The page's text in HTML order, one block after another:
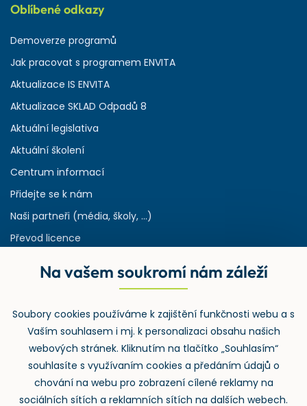
Oblíbené odkazy
Demoverze programů
Jak pracovat s programem ENVITA
Aktualizace IS ENVITA
Aktualizace SKLAD Odpadů 8
Aktuální legislativa
Aktuální školení
Centrum informací
Přidejte se k nám
Naši partneři (média, školy, ...)
Převod licence
Rejstřík používaných zkratek v odpadech
Zpětný odběr
Na vašem soukromí nám záleží
Soubory cookies používáme k zajištění funkčnosti webu a s
Vaším souhlasem i mj. k personalizaci obsahu našich
webových stránek. Kliknutím na tlačítko „Souhlasím“
souhlasíte s využívaním cookies a předáním údajů o
chování na webu pro zobrazení cílené reklamy na
sociálních sítích a reklamních sítích na dalších webech.